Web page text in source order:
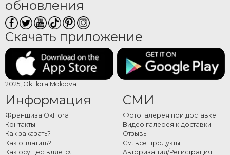
обновления
Скачать приложение
2025, OkFlora Moldova
Информация
Франшиза OkFlora
Контакты
Как заказать?
Как оплатить?
Как осуществляется
СМИ
Фотогалерея при доставке
Видео галерея к доставки
Отзывы
См. все продукты
Авторизация/Регистрация